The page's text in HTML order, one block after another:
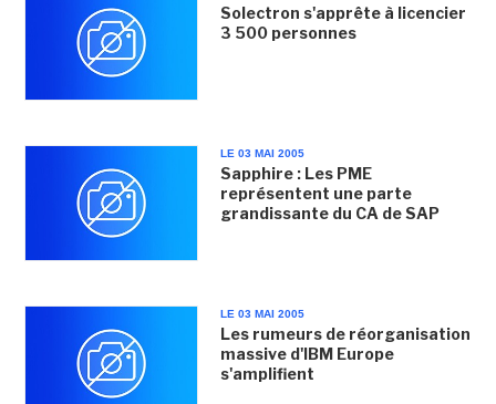
Solectron s'apprête à licencier
3 500 personnes
LE 03 MAI 2005
Sapphire : Les PME
représentent une parte
grandissante du CA de SAP
LE 03 MAI 2005
Les rumeurs de réorganisation
massive d'IBM Europe
s'amplifient